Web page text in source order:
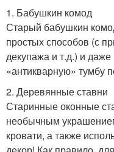
1. Бабушкин комод
Старый бабушкин
простых способов (с
декупажа и т.д.) и
«антикварную» тумбу
2. Деревянные ставни
Старинные оконные
необычным
кровати, а также